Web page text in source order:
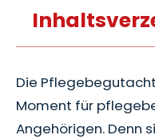
Die
Moment für
Angehörigen. Denn